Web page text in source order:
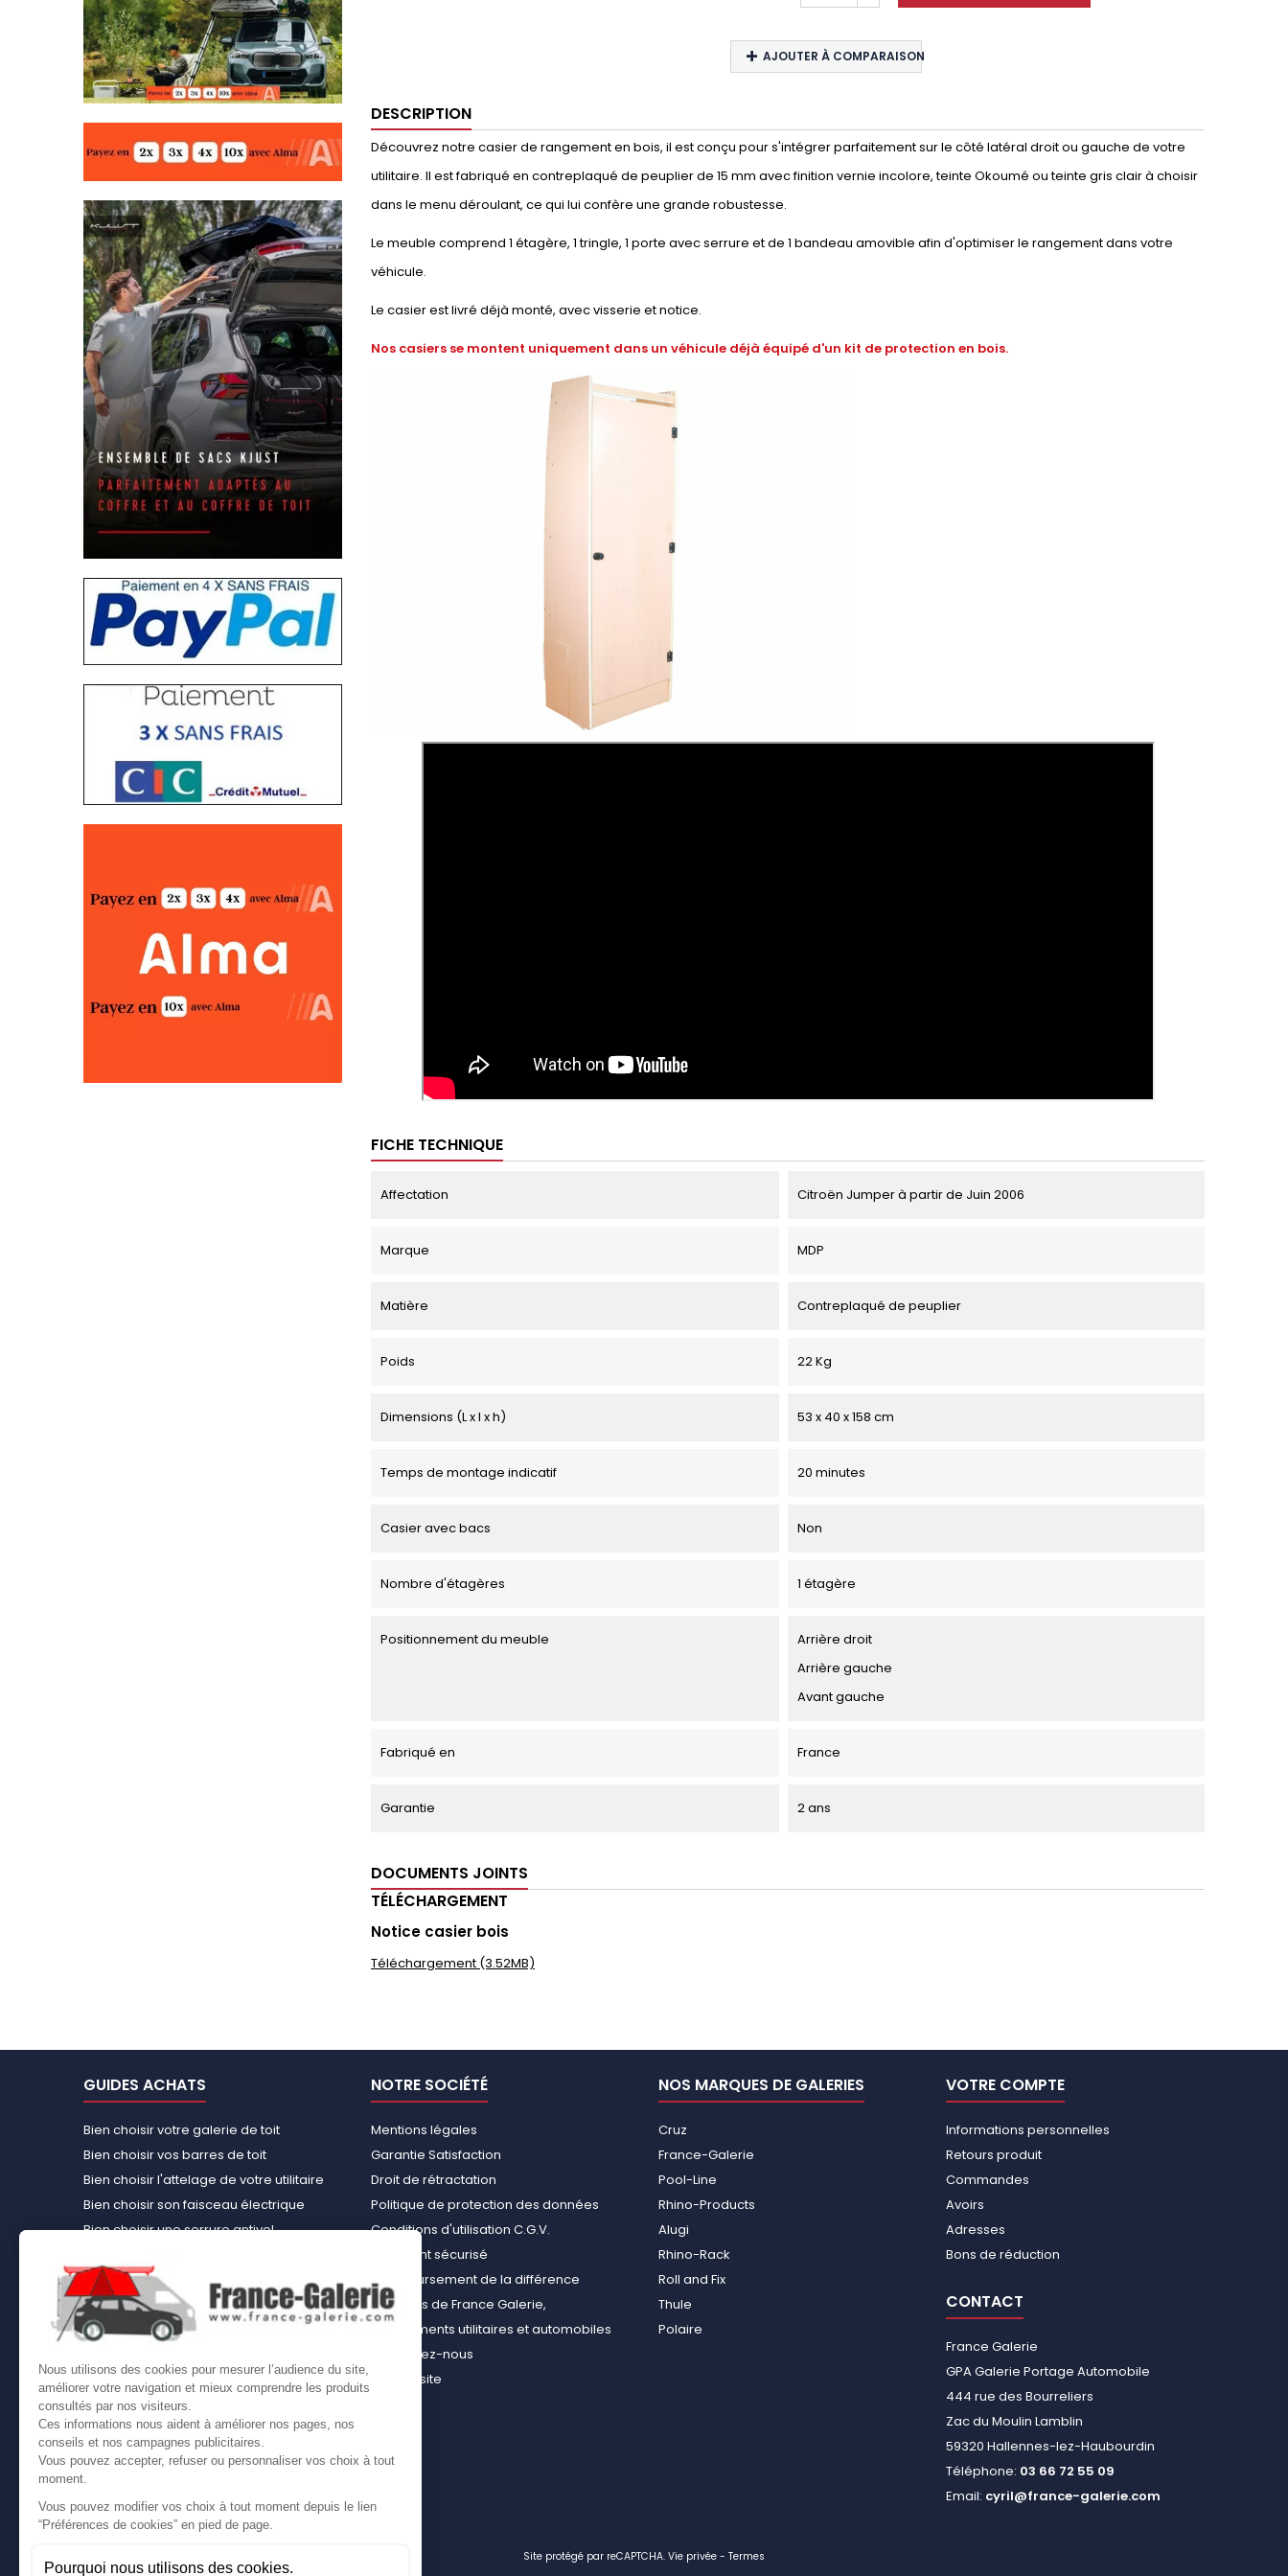
Nous utilisons des cookies pour mesurer l’audience du site,
améliorer votre navigation et mieux comprendre les produits
consultés par nos visiteurs.
Ces informations nous aident à améliorer nos pages, nos
conseils et nos campagnes publicitaires.
Vous pouvez accepter, refuser ou personnaliser vos choix à tout
moment.
Vous pouvez modifier vos choix à tout moment depuis le lien
“Préférences de cookies” en pied de page.
Pourquoi nous utilisons des cookies.
AJOUTER À COMPARAISON
DESCRIPTION
Découvrez notre casier de rangement en bois, il est conçu pour s'intégrer parfaitement sur le côté latéral droit ou gauche de votre
utilitaire. Il est fabriqué en contreplaqué de peuplier de 15 mm avec finition vernie incolore, teinte Okoumé ou teinte gris clair à choisir
dans le menu déroulant, ce qui lui confère une grande robustesse.
Le meuble comprend 1 étagère, 1 tringle, 1 porte avec serrure et de 1 bandeau amovible afin d'optimiser le rangement dans votre
véhicule.
Le casier est livré déjà monté, avec visserie et notice.
Nos casiers se montent uniquement dans un véhicule déjà équipé d'un kit de protection en bois.
FICHE TECHNIQUE
Affectation Citroën Jumper à partir de Juin 2006
Marque MDP
Matière Contreplaqué de peuplier
Poids 22 Kg
Dimensions (L x l x h) 53 x 40 x 158 cm
Temps de montage indicatif 20 minutes
Casier avec bacs Non
Nombre d'étagères 1 étagère
Positionnement du meuble
Arrière droit
Arrière gauche
Avant gauche
Fabriqué en France
Garantie 2 ans
DOCUMENTS JOINTS
TÉLÉCHARGEMENT
Notice casier bois
Téléchargement (3.52MB)
GUIDES ACHATS
Bien choisir votre galerie de toit
Bien choisir vos barres de toit
Bien choisir l'attelage de votre utilitaire
Bien choisir son faisceau électrique
Bien choisir une serrure antivol
Choisir le kit d’aménagement loisirs
démontable idéal
Bien choisir un kit d’habillage bois ou un
Bien choisir son coffre sur attelage
Comment bien choisir son coffre de toit
NOTRE SOCIÉTÉ
Mentions légales
Garantie Satisfaction
Droit de rétractation
Politique de protection des données
Conditions d'utilisation C.G.V.
Paiement sécurisé
Remboursement de la différence
À propos de France Galerie,
équipements utilitaires et automobiles
Contactez-nous
Plan du site
NOS MARQUES DE GALERIES
Cruz
France-Galerie
Pool-Line
Rhino-Products
Alugi
Rhino-Rack
Roll and Fix
Thule
Polaire
VOTRE COMPTE
Informations personnelles
Retours produit
Commandes
Avoirs
Adresses
Bons de réduction
CONTACT
France Galerie
GPA Galerie Portage Automobile
444 rue des Bourreliers
Zac du Moulin Lamblin
59320 Hallennes-lez-Haubourdin
Téléphone: 03 66 72 55 09
Email: cyril@france-galerie.com
Site protégé par reCAPTCHA. Vie privée - Termes